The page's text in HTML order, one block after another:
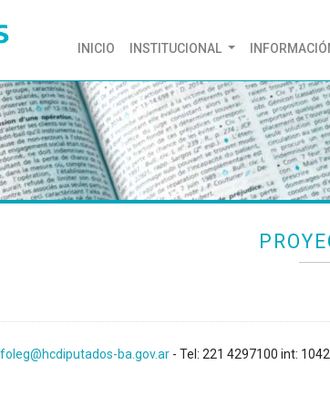
INICIO (CURRENT)
INSTITUCIONAL
ba.gov.ar - Tel: 221 4297100 int: